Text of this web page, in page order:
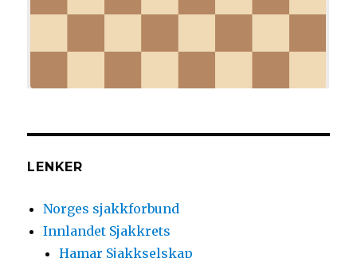
LENKER
Norges sjakkforbund
Innlandet Sjakkrets
Hamar Sjakkselskap